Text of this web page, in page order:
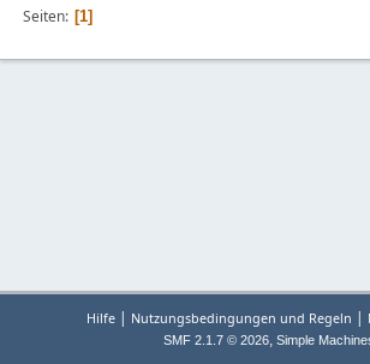
Seiten 1
Hilfe | Nutzungsbedingungen und Regeln |
SMF 2.1.7 © 2026, Simple